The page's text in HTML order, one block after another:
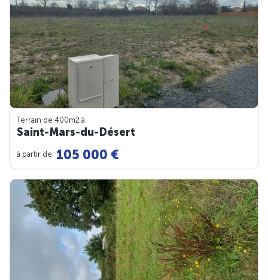
Terrain de 400m2 à
Saint-Mars-du-Désert
à partir de 105 000 €